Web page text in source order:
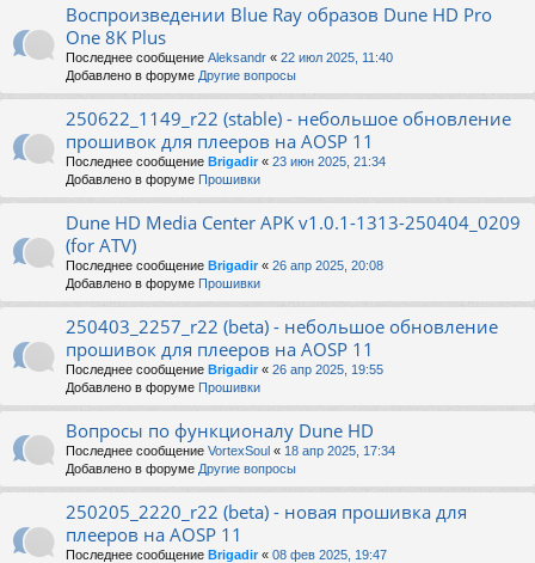
Воспроизведении Blue Ray образов Dune HD Pro
One 8K Plus
Последнее сообщение Aleksandr « 22 июл 2025, 11:40
Добавлено в форуме Другие вопросы
250622_1149_r22 (stable) - небольшое обновление
прошивок для плееров на AOSP 11
Последнее сообщение Brigadir« 23 июн 2025, 21:34
Добавлено в форуме Прошивки
Dune HD Media Center APK v1.0.1-1313-250404_0209
(for ATV)
Последнее сообщение Brigadir« 26 апр 2025, 20:08
Добавлено в форуме Прошивки
250403_2257_r22 (beta) - небольшое обновление
прошивок для плееров на AOSP 11
Последнее сообщение Brigadir« 26 апр 2025, 19:55
Добавлено в форуме Прошивки
Вопросы по функционалу Dune HD
Последнее сообщение VortexSoul « 18 апр 2025, 17:34
Добавлено в форуме Другие вопросы
250205_2220_r22 (beta) - новая прошивка для
плееров на AOSP 11
Последнее сообщение Brigadir« 08 фев 2025, 19:47